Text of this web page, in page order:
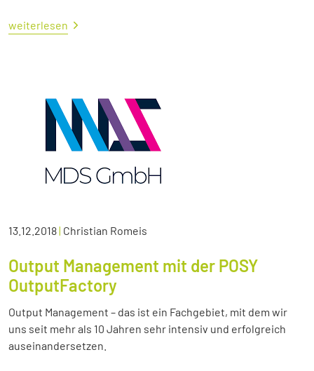
weiterlesen
13.12.2018| Christian Romeis
Output Management mit der POSY
OutputFactory
Output Management – das ist ein Fachgebiet, mit dem wir
uns seit mehr als 10 Jahren sehr intensiv und erfolgreich
auseinandersetzen.